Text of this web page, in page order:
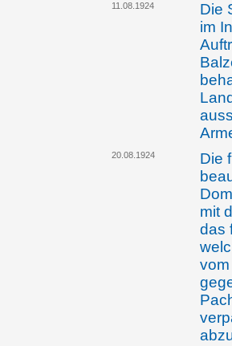
11.08.1924
Die
im
20.08.1924
Die
mit
das